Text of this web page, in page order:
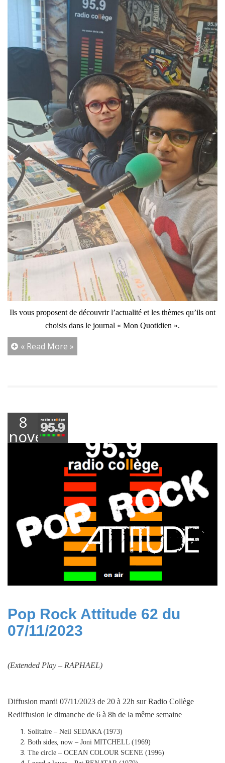
Ils vous proposent de découvrir l’actualité et les thèmes qu’ils ont
choisis dans le journal « Mon Quotidien ».
« Read More »
8
novembre
Pop Rock Attitude 62 du
07/11/2023
(Extended Play – RAPHAEL)
Diffusion mardi 07/11/2023 de 20 à 22h sur Radio Collège
Rediffusion le dimanche de 6 à 8h de la même semaine
Solitaire – Neil SEDAKA (1973)
Both sides, now – Joni MITCHELL (1969)
The circle – OCEAN COLOUR SCENE (1996)